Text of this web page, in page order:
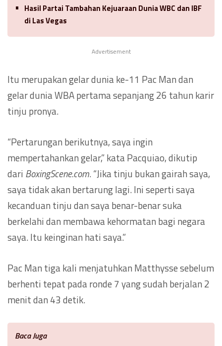
Hasil Partai Tambahan Kejuaraan Dunia WBC dan IBF
di Las Vegas
Advertisement
Itu merupakan gelar dunia ke-11 Pac Man dan
gelar dunia WBA pertama sepanjang 26 tahun karir
tinju pronya.
“Pertarungan berikutnya, saya ingin
mempertahankan gelar,” kata Pacquiao, dikutip
dari BoxingScene.com. “Jika tinju bukan gairah saya,
saya tidak akan bertarung lagi. Ini seperti saya
kecanduan tinju dan saya benar-benar suka
berkelahi dan membawa kehormatan bagi negara
saya. Itu keinginan hati saya.”
Pac Man tiga kali menjatuhkan Matthysse sebelum
berhenti tepat pada ronde 7 yang sudah berjalan 2
menit dan 43 detik.
Baca Juga